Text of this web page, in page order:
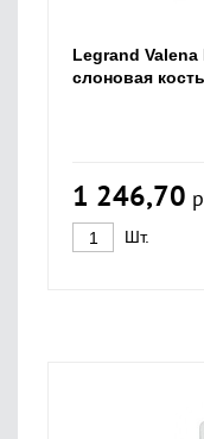
Legrand Valena
слоновая
1 246,70
Шт.